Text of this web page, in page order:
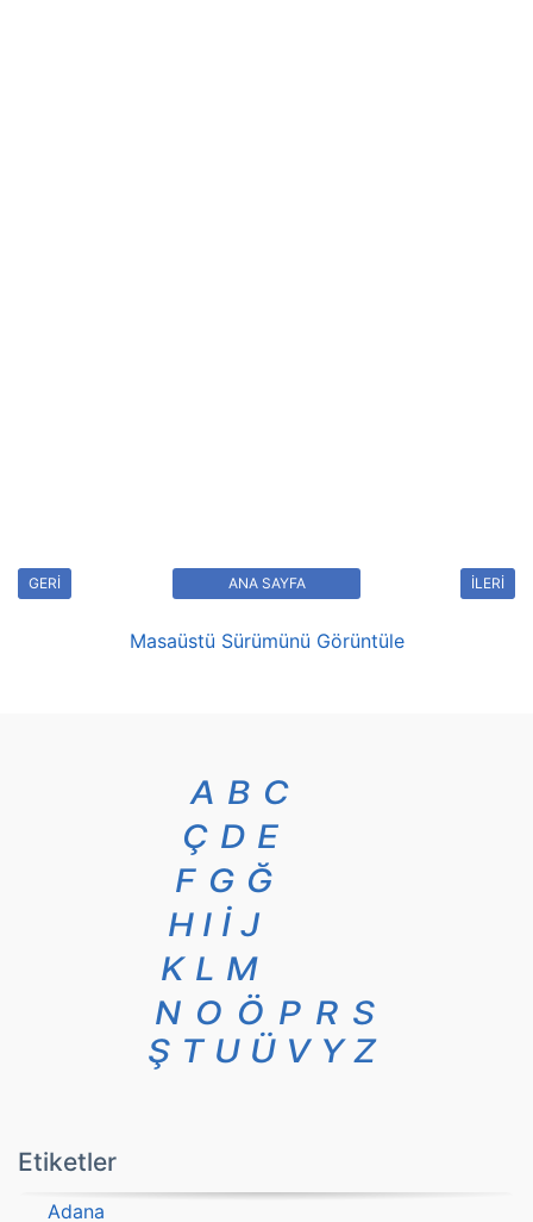
GERİ İLERİ
ANA SAYFA
Masaüstü Sürümünü Görüntüle
A B C
Ç D E
F G Ğ
H I İ J
K L M
N O Ö P R S
Ş T U Ü V Y Z
Etiketler
Adana